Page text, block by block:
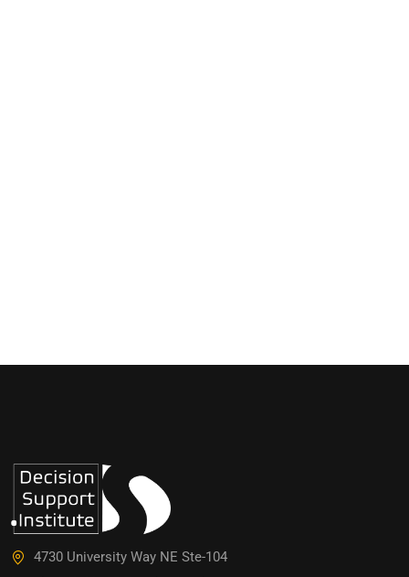
4730 University Way NE Ste-104